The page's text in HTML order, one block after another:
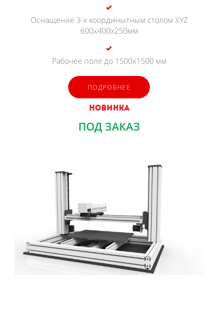
Оснащение 3-х координытным столом XYZ
600х400х250мм
Рабочее поле до 1500х1500 мм
ПОДРОБНЕЕ
НОВИНКА
ПОД ЗАКАЗ